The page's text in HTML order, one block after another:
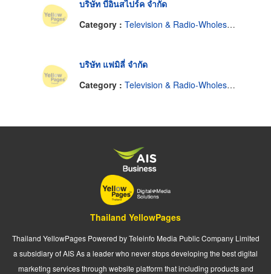
บริษัท บีอินสไปร์ค จำกัด
Category : Television & Radio-Wholesale & Manufacturers
บริษัท แฟมิลี่ จำกัด
Category : Television & Radio-Wholesale & Manufacturers
Thailand YellowPages
Thailand YellowPages Powered by Teleinfo Media Public Company Limited
a subsidiary of AIS As a leader who never stops developing the best digital
marketing services through website platform that including products and